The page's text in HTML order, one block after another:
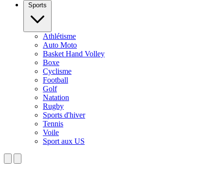
Sports
Athlétisme
Auto Moto
Basket Hand Volley
Boxe
Cyclisme
Football
Golf
Natation
Rugby
Sports d'hiver
Tennis
Voile
Sport aux US